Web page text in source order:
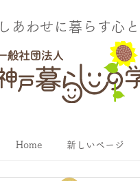
しあわせに暮らす​心
Home 新しいページ